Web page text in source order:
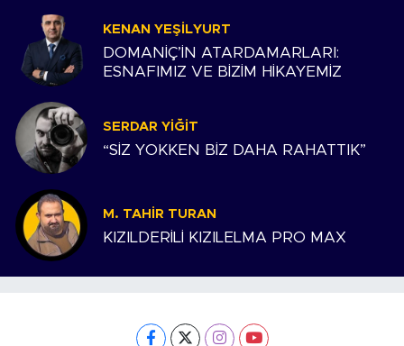
KENAN YEŞILYURT
DOMANİÇ’İN ATARDAMARLARI:
ESNAFIMIZ VE BİZİM HİKAYEMİZ
SERDAR YIĞIT
“SİZ YOKKEN BİZ DAHA RAHATTIK”
M. TAHIR TURAN
KIZILDERİLİ KIZILELMA PRO MAX